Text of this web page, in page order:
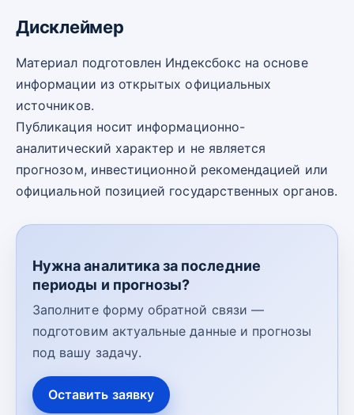
Дисклеймер
Материал подготовлен Индексбокс на основе
информации из открытых официальных
источников.
Публикация носит информационно-
аналитический характер и не является
прогнозом, инвестиционной рекомендацией или
официальной позицией государственных органов.
Нужна аналитика за последние
периоды и прогнозы?
Заполните форму обратной связи —
подготовим актуальные данные и прогнозы
под вашу задачу.
Оставить заявку